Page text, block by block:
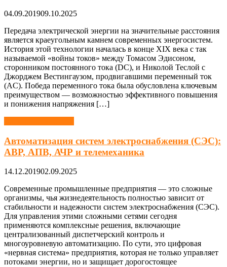
04.09.201909.10.2025
Передача электрической энергии на значительные расстояния
является краеугольным камнем современных энергосистем.
История этой технологии началась в конце XIX века с так
называемой «войны токов» между Томасом Эдисоном,
сторонником постоянного тока (DC), и Николой Теслой с
Джорджем Вестингаузом, продвигавшими переменный ток
(AC). Победа переменного тока была обусловлена ключевым
преимуществом — возможностью эффективного повышения
и понижения напряжения […]
Автоматизация систем электроснабжения (СЭС):
АВР, АПВ, АЧР и телемеханика
14.12.201902.09.2025
Современные промышленные предприятия — это сложные
организмы, чья жизнедеятельность полностью зависит от
стабильности и надежности систем электроснабжения (СЭС).
Для управления этими сложными сетями сегодня
применяются комплексные решения, включающие
централизованный диспетчерский контроль и
многоуровневую автоматизацию. По сути, это цифровая
«нервная система» предприятия, которая не только управляет
потоками энергии, но и защищает дорогостоящее